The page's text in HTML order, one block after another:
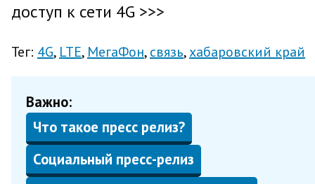
доступ к сети 4G >>>
Тег: 4G LTE МегаФон связь хабаровский край
Важно:
Что такое пресс релиз?
Социальный пресс-релиз